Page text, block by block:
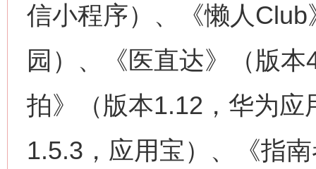
信小程序）、《懒人
园）、《医直达》（版
拍》（版本1.12，华为
1.5.3，应用宝）、《指